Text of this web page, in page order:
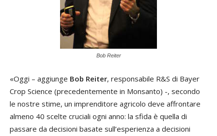
Bob Reiter
«Oggi – aggiunge Bob Reiter, responsabile R&S di Bayer
Crop Science (precedentemente in Monsanto) -, secondo
le nostre stime, un imprenditore agricolo deve affrontare
almeno 40 scelte cruciali ogni anno: la sfida è quella di
passare da decisioni basate sull’esperienza a decisioni